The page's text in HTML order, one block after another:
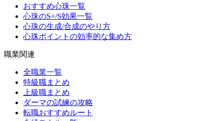
おすすめ心珠一覧
心珠のS+/S効果一覧
心珠の生成/合成のやり方
心珠ポイントの効率的な集め方
職業関連
全職業一覧
特級職まとめ
上級職まとめ
ダーマの試練の攻略
転職おすすめルート